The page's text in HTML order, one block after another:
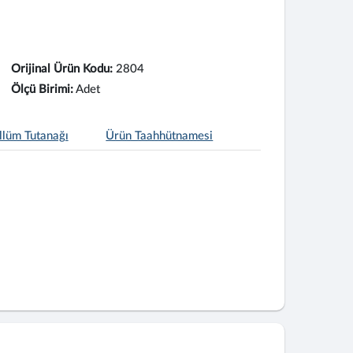
Orijinal Ürün Kodu: 2804
Ölçü Birimi: Adet
Tutanağı Ürün Taahhütnamesi